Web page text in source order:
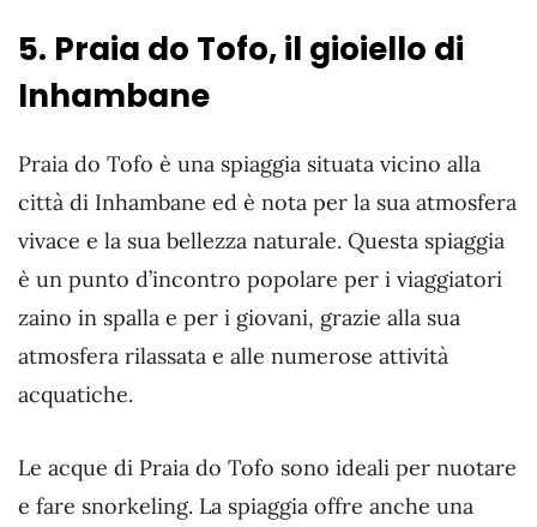
5. Praia do Tofo, il gioiello di
Inhambane
Praia do Tofo è una spiaggia situata vicino alla
città di Inhambane ed è nota per la sua atmosfera
vivace e la sua bellezza naturale. Questa spiaggia
è un punto d’incontro popolare per i viaggiatori
zaino in spalla e per i giovani, grazie alla sua
atmosfera rilassata e alle numerose attività
acquatiche.
Le acque di Praia do Tofo sono ideali per nuotare
e fare snorkeling. La spiaggia offre anche una